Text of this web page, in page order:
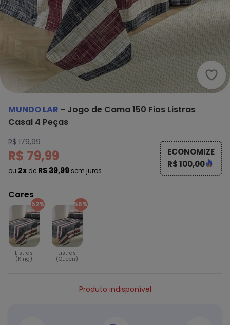
MUNDO LAR - Jogo de Cama 150 Fios Listras
Casal 4 Peças
R$ 179,99
R$ 79,99
ou 2x de R$ 39,99 sem juros
ECONOMIZE
R$ 100,00
Cores
52%
Listras
(King)
56%
Listras
(Queen)
Produto indisponível